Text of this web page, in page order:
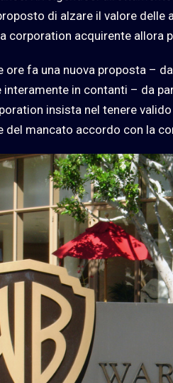
di alzare il valore
corporation acquirente allora
ore fa una nuova proposta –
interamente in contanti – da
insista nel tenere
del mancato accordo con la